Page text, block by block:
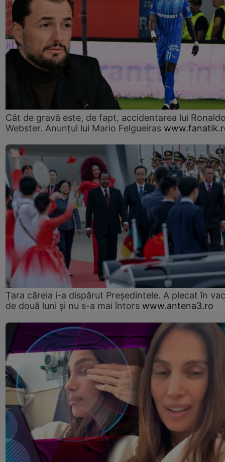
Cât de gravă este, de fapt, accidentarea lui
Webster. Anunțul lui Mario Felgueiras
Țara căreia i-a dispărut Președintele. A plecat în
de două luni și nu s-a mai întors www.antena3.ro